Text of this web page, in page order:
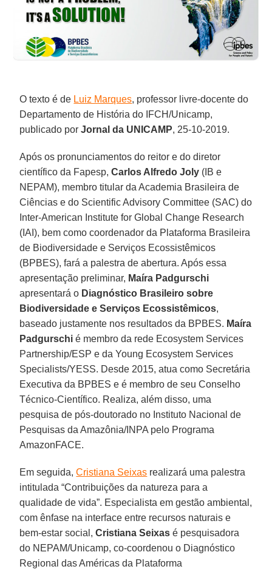
O texto é de Luiz Marques, professor livre-docente do
Departamento de História do IFCH/Unicamp,
publicado por Jornal da UNICAMP, 25-10-2019.
Após os pronunciamentos do reitor e do diretor
científico da Fapesp,Carlos Alfredo Joly (IB e
NEPAM), membro titular da Academia Brasileira de
Ciências e do Scientific Advisory Committee (SAC) do
Inter-American Institute for Global Change Research
(IAI), bem como coordenador da Plataforma Brasileira
de Biodiversidade e Serviços Ecossistêmicos
(BPBES), fará a palestra de abertura. Após essa
apresentação preliminar, Maíra Padgurschi
apresentará o Diagnóstico Brasileiro sobre
Biodiversidade e Serviços Ecossistêmicos,
baseado justamente nos resultados da BPBES. Maíra
Padgurschi é membro da rede Ecosystem Services
Partnership/ESP e da Young Ecosystem Services
Specialists/YESS. Desde 2015, atua como Secretária
Executiva da BPBES e é membro de seu Conselho
Técnico-Científico. Realiza, além disso, uma
pesquisa de pós-doutorado no Instituto Nacional de
Pesquisas da Amazônia/INPA pelo Programa
AmazonFACE.
Em seguida,Cristiana Seixas realizará uma palestra
intitulada “Contribuições da natureza para a
qualidade de vida”. Especialista em gestão ambiental,
com ênfase na interface entre recursos naturais e
bem-estar social,Cristiana Seixas é pesquisadora
do NEPAM/Unicamp, co-coordenou o Diagnóstico
Regional das Américas da Plataforma